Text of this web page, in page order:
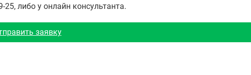
либо у онлайн консультанта.
заявку